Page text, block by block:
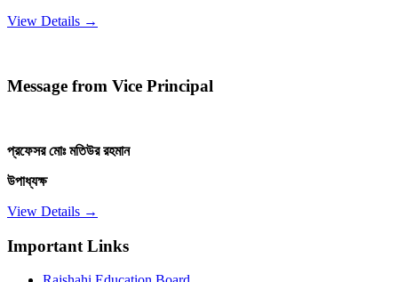
View Details →
Message from Vice Principal
প্রফেসর মোঃ মতিউর রহমান
উপাধ্যক্ষ
View Details →
Important Links